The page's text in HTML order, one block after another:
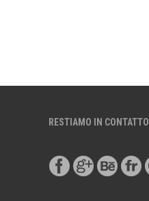
RESTIAMO IN CONTATTO